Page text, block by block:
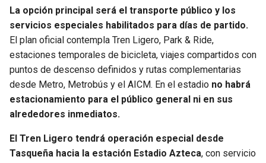
La opción principal será el transporte público y los
servicios especiales habilitados para días de partido.
El plan oficial contempla Tren Ligero, Park & Ride,
estaciones temporales de bicicleta, viajes compartidos con
puntos de descenso definidos y rutas complementarias
desde Metro, Metrobús y el AICM. En el estadio no habrá
estacionamiento para el público general ni en sus
alrededores inmediatos.
El Tren Ligero tendrá operación especial desde
Tasqueña hacia la estación Estadio Azteca, con servicio